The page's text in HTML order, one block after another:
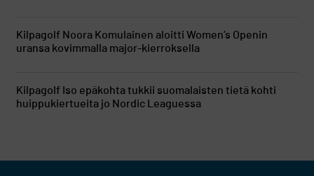
Kilpagolf Noora Komulainen aloitti Women’s Openin
uransa kovimmalla major-kierroksella
Kilpagolf Iso epäkohta tukkii suomalaisten tietä kohti
huippukiertueita jo Nordic Leaguessa